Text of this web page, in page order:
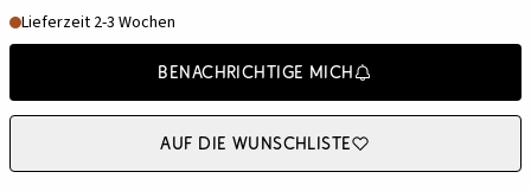
Lieferzeit 2-3 Wochen
Benachrichtige mich
Auf die Wunschliste